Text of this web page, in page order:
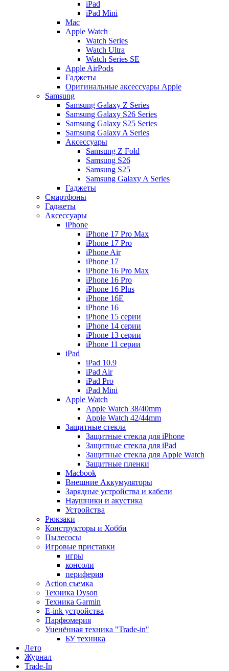
iPad
iPad Mini
Mac
Apple Watch
Watch Series
Watch Ultra
Watch Series SE
Apple AirPods
Гаджеты
Оригинальные аксессуары Apple
Samsung
Samsung Galaxy Z Series
Samsung Galaxy S26 Series
Samsung Galaxy S25 Series
Samsung Galaxy A Series
Аксессуары
Samsung Z Fold
Samsung S26
Samsung S25
Samsung Galaxy A Series
Гаджеты
Смартфоны
Гаджеты
Аксессуары
iPhone
iPhone 17 Pro Max
iPhone 17 Pro
iPhone Air
iPhone 17
iPhone 16 Pro Max
iPhone 16 Pro
iPhone 16 Plus
iPhone 16E
iPhone 16
iPhone 15 серии
iPhone 14 серии
iPhone 13 серии
iPhone 11 серии
iPad
iPad 10.9
iPad Air
iPad Pro
iPad Mini
Apple Watch
Apple Watch 38/40mm
Apple Watch 42/44mm
Защитные стекла
Защитные стекла для iPhone
Защитные стекла для iPad
Защитные стекла для Apple Watch
Защитные пленки
Macbook
Внешние Аккумуляторы
Зарядные устройства и кабели
Наушники и акустика
Устройства
Рюкзаки
Конструкторы и Хобби
Пылесосы
Игровые приставки
игры
консоли
периферия
Action съемка
Техника Dyson
Техника Garmin
E-ink устройства
Парфюмерия
Уценённая техника "Trade-in"
БУ техника
Лето
Журнал
Trade-In